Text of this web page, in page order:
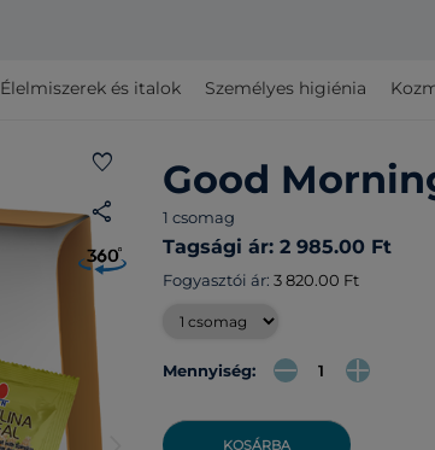
Élelmiszerek és italok Személyes higiénia
favorite
share
Good
1 csomag
Tagsági ár: 2 985.00 Ft
Fogyasztói ár: 3 820.00 Ft
Mennyiség:
KOSÁRBA